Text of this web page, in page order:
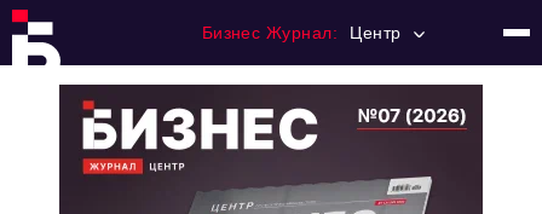
Бизнес Журнал: Центр